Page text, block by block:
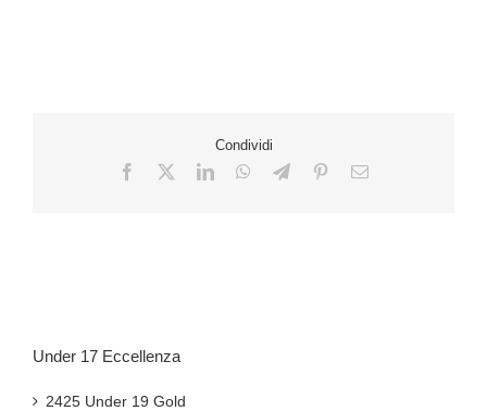
Condividi
Under 17 Eccellenza
2425 Under 19 Gold